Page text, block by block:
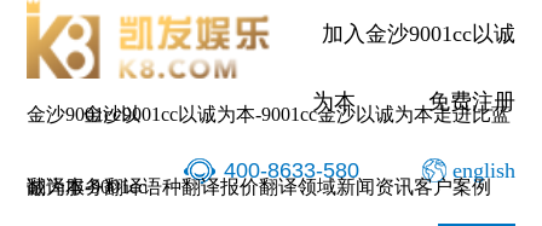
加入金沙9001cc以诚
为本 免费注册
400-8633-580 english
金沙9001cc以
诚为本-9001cc
金沙9001cc以诚为本-9001cc金沙以诚为本走进比蓝
翻译服务翻译语种翻译报价翻译领域新闻资讯客户案例